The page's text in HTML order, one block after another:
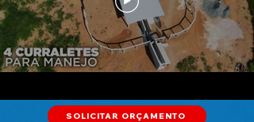
SOLICITAR ORÇAMENTO